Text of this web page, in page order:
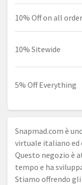
10% Off on all
10% Sitewide
5% Off Everything
Snapmad.com è
virtuale italiano ed
Questo negozio è
tempo e ha
Stiamo offrendo